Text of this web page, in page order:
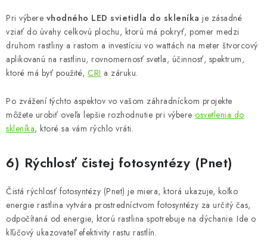
Pri výbere vhodného LED svietidla do skleníka je zásadné
vziať do úvahy celkovú plochu, ktorú má pokryť, pomer medzi
druhom rastliny a rastom a investíciu vo wattách na meter štvorcový
aplikovanú na rastlinu, rovnomernosť svetla, účinnosť, spektrum,
ktoré má byť použité, CRI a záruku.
Po zvážení týchto aspektov vo vašom záhradníckom projekte
môžete urobiť oveľa lepšie rozhodnutie pri výbere osvetlenia do
skleníka, ktoré sa vám rýchlo vráti.
6) Rýchlosť čistej fotosyntézy (Pnet)
Čistá rýchlosť fotosyntézy (Pnet) je miera, ktorá ukazuje, koľko
energie rastlina vytvára prostredníctvom fotosyntézy za určitý čas,
odpočítaná od energie, ktorú rastlina spotrebuje na dýchanie. Ide o
kľúčový ukazovateľ efektivity rastu rastlín.